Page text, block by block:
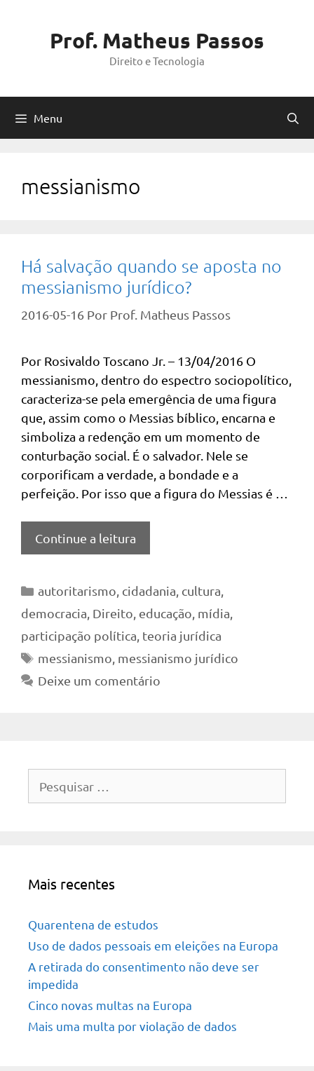
Prof. Matheus Passos
Direito e Tecnologia
Menu
messianismo
Há salvação quando se aposta no
messianismo jurídico?
2016-05-16 Por Prof. Matheus Passos
Por Rosivaldo Toscano Jr. – 13/04/2016 O
messianismo, dentro do espectro sociopolítico,
caracteriza-se pela emergência de uma figura
que, assim como o Messias bíblico, encarna e
simboliza a redenção em um momento de
conturbação social. É o salvador. Nele se
corporificam a verdade, a bondade e a
perfeição. Por isso que a figura do Messias é …
Continue a leitura
Categorias
autoritarismo cidadania cultura
democracia Direito educação mídia
participação política teoria jurídica
Tags
messianismo messianismo jurídico
Deixe um comentário
por:
Mais recentes
Quarentena de estudos
Uso de dados pessoais em eleições na Europa
A retirada do consentimento não deve ser
impedida
Cinco novas multas na Europa
Mais uma multa por violação de dados